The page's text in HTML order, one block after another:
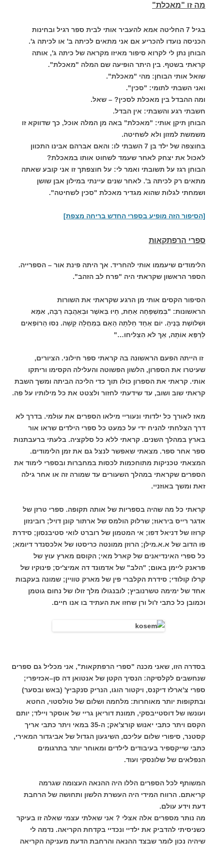
מה זו "מאכלת"
בגיל 7 החליטה אמא להעביר אותי לבית ספר רגיל ובחינות
הכניסה נועדו להכריע אם אני מתאים לכיתה ב' או לכיתה ג'.
הבוחן נתן לי לקרוא סיפור מאיזו מקראה של כיתה ג', אותה
קראתי בשטף. בין היתר הופיעה שם המלה "מאכלת".
שואל אותי הבוחן: מהי "מאכלת".
ואני השבתי לתומי: "סכין".
ומה ההבדל בין מאכלת לסכין? – שאל.
חשבתי רגע והשבתי: אין הבדל.
הבוחן תיקן אותי: "מאכלת" באה מן המלה אוכל, כך שדווקא זו
משמשת למזון ולא לשחיטה.
בחוצפה של ילד בן 7 השבתי לו: והאם אברהם אבינו התכוון
לאכול את יצחק לאחר שעמד לשחוט אותו במאכלת?
הבוחן רגז על תשובתי ואמר לי: על חוצפתך זו אני קובע שאתה
מתאים רק לכיתה ב'. לאחר שנים עיינתי במילון אבן שושן
ושמחתי לגלות שהוא מגדיר מאכלת "סכין לשחיטה".
[הסיפור הזה מופיע בספרי החדש בריחה מצפת]
ספרי הרפתקאות
הלימודים שיעממו אותי להחריד. אך היתה פינת אור – הספרייה.
הספר הראשון שקראתי היה "פרח לב הזהב".
הסיפור הקסים אותי מן הרגע שקראתי את השורות
הראשונות: "בְּמִשְׁפָּחָה אַחַת, חָיוּ בְּאשֶׁר וּבְאַהֲבָה רַבָּה, אִמָּא
וּשְׁלושֶׁת בָּנֶיהָ. יוֹם אֶחָד חָלְתָה הָאֵם בְּמַחֲלָה קָשָׁה. נִסּוּ הָרוֹפְאִים
לְרַפֵּא אוֹתָהּ, אַךְ לֹא הִצְלִיחוּ…"
זו הייתה הפעם הראשונה בה קראתי ספר חילוני. הציורים,
שעיטרו את הספרון, הלשון הפשוטה והעלילה הקסימו וריתקו
אותי. קראתי את הספרון כולו תוך כדי הליכה הביתה ומשך השבת
קראתי שוב ושוב, עד שידעתי לחזור ולצטט את כל מילותיו על פה.
מאז לאורך כל ילדותי ונעוריי מילאו הספרים את עולמי. בדרך לא
דרך הצלחתי להניח ידי על כמעט כל ספרי הילדים שראו אור
בארץ במהלך השנים. קראתי ללא כל סלקציה. בלעתי ברעבתנות
ספר אחר ספר. מצאתי שאפשר לנצל גם את זמן הלימודים.
המצאתי טכניקות מתוחכמות לכסות במחברות ובספרי לימוד את
הספרים שקראתי במהלך השעורים עד שמורה זה או אחר גילה
זאת ומשך באוזניי.
קראתי כל מה שהיה בספריות של אותה תקופה. ספרי טרזן של
אדגר רייס ביראוז; שרלוק הולמס של ארתור קונן דויל; רובינזון
קרוזו של דניאל דפו; אי המטמון של רוברט לואי סטיבנסון; סידרת
פו הדוב של א.א.מילן; הרוזן ממונטה כריסטו של אלכסנדר דיומא;
כל ספרי האינדיאנים של קארל מאי; הקוסם מארץ עוץ של
פראנק ליימן באום; "הלב" של אדמונד דה אמיצ'יס; פינוקיו של
קרלו קולודי; סידרת הקלברי פין של מארק טוויין; שמונה בעקבות
אחד של ימימה טשרנוביץ; לובנגולו מלך זולו של נחום גוטמן
וכמובן כל כתבי ז'ול ורן שחזו את העתיד בו אנו חיים.
בסדרה הזו, שאני מכנה "ספרי הרפתקאות", אני מכליל גם ספרים
שנחשבים לקלסיקה: הנסיך הקטן של אנטואן דה סן–אכזיפרי;
ספרי צ'ארלז דיקנס, ויקטור הוגו, הנריק סנקביץ' (באש ובסער)
ובתקופות יותר מאוחרות: מלחמה ושלום של טולסטוי, החטא
ועונשו של דוסטייבסקי, תמונת דוריאן גריי של אוסקר ויילד; יותם
הקסם ויתר כתבי יאנוש קורצ'אק; ה-35 במאי ויתר כתבי אריך
קסטנר, סיפורי שלום עליכם, השיגעון הגדול של אביגדור המאירי,
כתבי שייקספיר בעיבודים לילדים ומאוחר יותר בתרגומים
הנפלאים של שלונסקי ועוד.
המשותף לכל הספרים הללו היה ההנאה העצומה שגרמה
קריאתם. הרווח המידי היה העשרת הלשון ותחושה של הרחבת
דעת וידע עולם.
מה נותר מספרים אלה אצלי ? אני שאלתי עצמי שאלה זו בעיקר
כשניסיתי להדביק את ילדיי ונכדיי בקדחת הקריאה. נדמה לי
שיהיה נכון לומר שבצד ההנאה והרחבת הדעת מעניקה הקריאה